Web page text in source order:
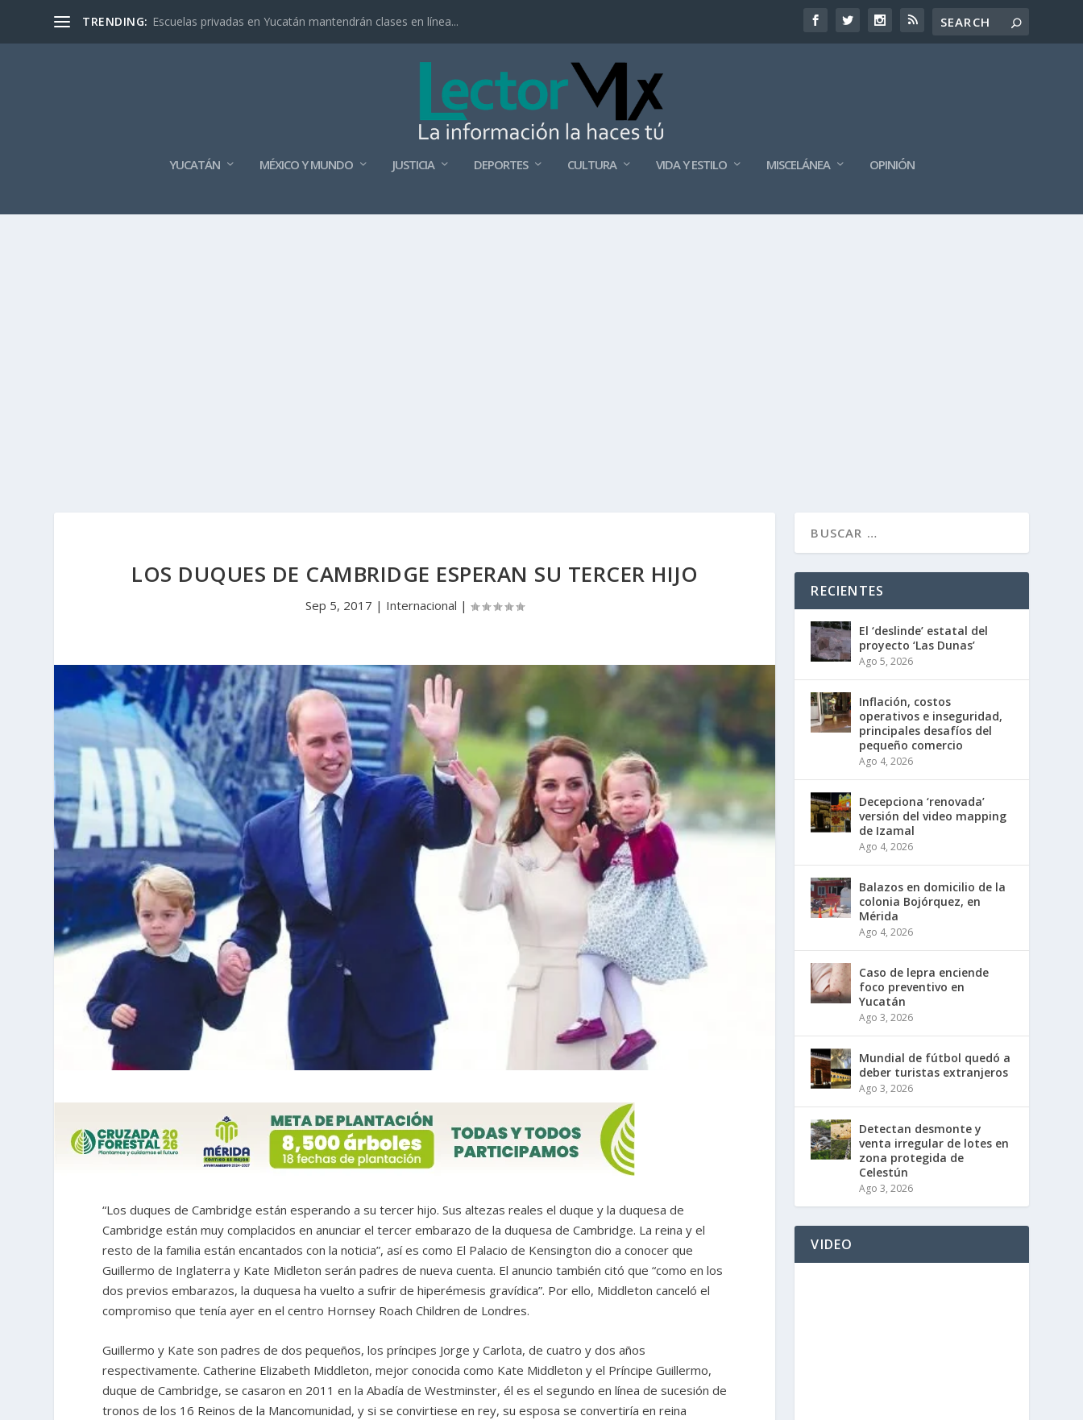
TRENDING: Escuelas privadas en Yucatán mantendrán clases en línea...
YUCATÁN MÉXICO Y MUNDO JUSTICIA DEPORTES CULTURA VIDA Y ESTILO MISCELÁNEA OPINIÓN
LOS DUQUES DE CAMBRIDGE ESPERAN SU TERCER HIJO
Sep 5, 2017 | Internacional |
“Los duques de Cambridge están esperando a su tercer hijo. Sus altezas reales el duque y la duquesa de
Cambridge están muy complacidos en anunciar el tercer embarazo de la duquesa de Cambridge. La reina y el
resto de la familia están encantados con la noticia”, así es como El Palacio de Kensington dio a conocer que
Guillermo de Inglaterra y Kate Midleton serán padres de nueva cuenta. El anuncio también citó que “como en los
dos previos embarazos, la duquesa ha vuelto a sufrir de hiperémesis gravídica”. Por ello, Middleton canceló el
compromiso que tenía ayer en el centro Hornsey Roach Children de Londres.
Guillermo y Kate son padres de dos pequeños, los príncipes Jorge y Carlota, de cuatro y dos años
respectivamente. Catherine Elizabeth Middleton, mejor conocida como Kate Middleton y el Príncipe Guillermo,
duque de Cambridge, se casaron en 2011 en la Abadía de Westminster, él es el segundo en línea de sucesión de
tronos de los 16 Reinos de la Mancomunidad, y si se convirtiese en rey, su esposa se convertiría en reina
RECIENTES
El ‘deslinde’ estatal del
proyecto ‘Las Dunas’
Ago 5, 2026
Inflación, costos
operativos e inseguridad,
principales desafíos del
pequeño comercio
Ago 4, 2026
Decepciona ‘renovada’
versión del video mapping
de Izamal
Ago 4, 2026
Balazos en domicilio de la
colonia Bojórquez, en
Mérida
Ago 4, 2026
Caso de lepra enciende
foco preventivo en
Yucatán
Ago 3, 2026
Mundial de fútbol quedó a
deber turistas extranjeros
Ago 3, 2026
Detectan desmonte y
venta irregular de lotes en
zona protegida de
Celestún
Ago 3, 2026
VIDEO